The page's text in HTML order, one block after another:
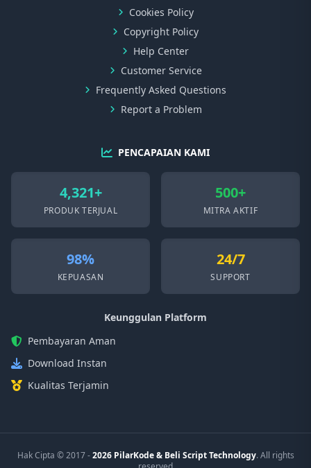
Cookies Policy
Copyright Policy
Help Center
Customer Service
Frequently Asked Questions
Report a Problem
PENCAPAIAN KAMI
4,321+
PRODUK TERJUAL
500+
MITRA AKTIF
98%
KEPUASAN
24/7
SUPPORT
Keunggulan Platform
Pembayaran Aman
Download Instan
Kualitas Terjamin
Hak Cipta © 2017 -2026 PilarKode & Beli Script Technology. All rights